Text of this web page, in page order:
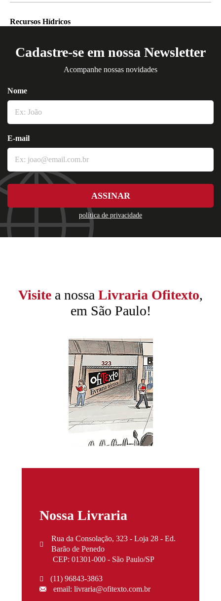
Recursos Hídricos
Cadastre-se em nossa Newsletter
Acompanhe nossas novidades
política de privacidade
Nome
E-mail
ASSINAR
Visite a nossa Livraria Ofitexto,
em São Paulo!
Nossa Livraria
Rua da Consolação, 323 - Loja 28 - Ed.
Barão de Penedo
CEP: 01301-000 - São Paulo/SP
(11) 96843-3863
email: livraria@ofitexto.com.br